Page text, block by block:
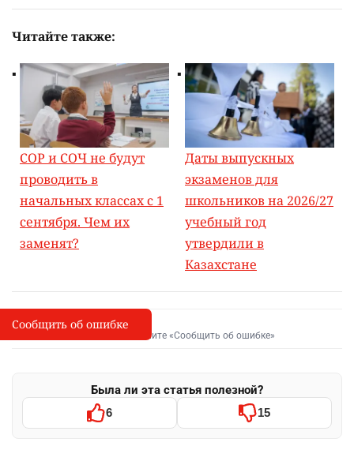
Читайте также:
СОР и СОЧ не будут
проводить в
начальных классах с 1
сентября. Чем их
заменят?
Даты выпускных
экзаменов для
школьников на 2026/27
учебный год
утвердили в
Казахстане
I
Сообщить об опечатке
Выделите фрагмент и нажмите «Сообщить об ошибке»
Была ли эта статья полезной?
6 15
Сообщить об ошибке